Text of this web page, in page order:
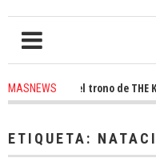
MASNEWSel trono de THE KING
ETIQUETA: